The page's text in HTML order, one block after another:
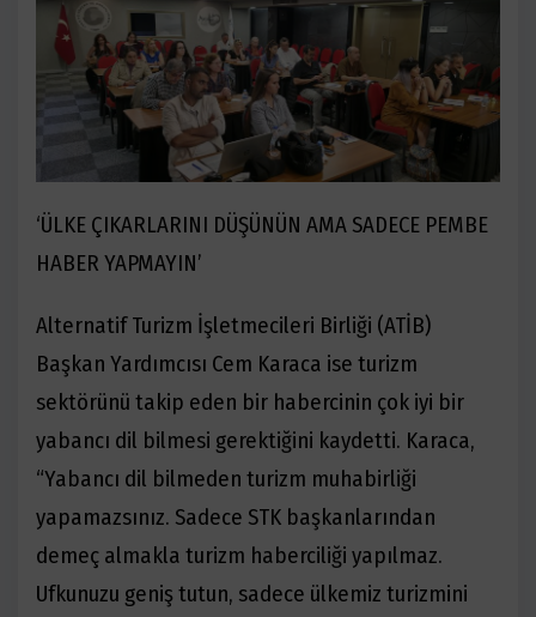
‘ÜLKE ÇIKARLARINI DÜŞÜNÜN AMA SADECE PEMBE
HABER YAPMAYIN’
Alternatif Turizm İşletmecileri Birliği (ATİB)
Başkan Yardımcısı Cem Karaca ise turizm
sektörünü takip eden bir habercinin çok iyi bir
yabancı dil bilmesi gerektiğini kaydetti. Karaca,
“Yabancı dil bilmeden turizm muhabirliği
yapamazsınız. Sadece STK başkanlarından
demeç almakla turizm haberciliği yapılmaz.
Ufkunuzu geniş tutun, sadece ülkemiz turizmini